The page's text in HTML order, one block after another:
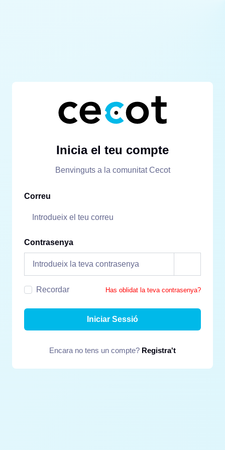
Inicia el teu compte
Benvinguts a la comunitat Cecot
Correu
Contrasenya
Recordar Has oblidat la teva contrasenya?
Iniciar Sessió
Encara no tens un compte? Registra't